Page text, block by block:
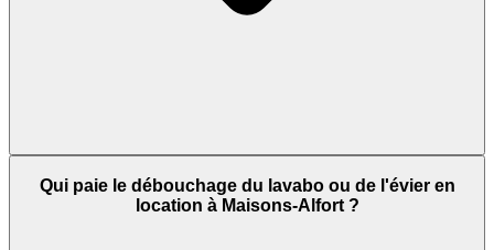
Qui paie le débouchage du lavabo ou de l'évier en
location à Maisons-Alfort ?